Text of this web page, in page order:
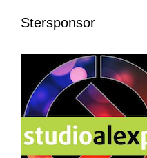
Stersponsor